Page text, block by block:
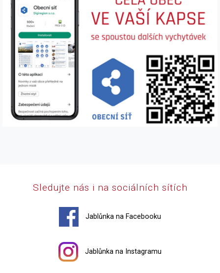
Sledujte nás i na sociálních sítích
Jablůnka na Facebooku
Jablůnka na Instagramu